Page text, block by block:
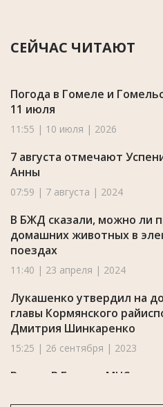
СЕЙЧАС ЧИТАЮТ
Погода в Гомеле и
11 июля
11:55 | 10 июля | 2026
7 августа отмечают
Анны
07:59 | 7 августа | 2024
В БЖД сказали, можно ли
домашних животных в
поездах
11:40 | 23 апреля | 2024
Лукашенко утвердил на
главы Кормянского
Дмитрия Шинкаренко
15:25 | 26 сентября | 2023
Видео. В Гомеле МЧС